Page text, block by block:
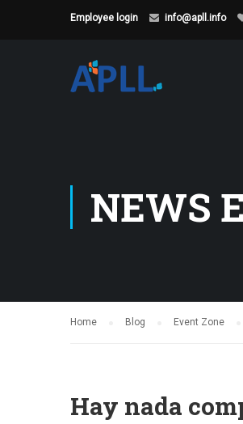
Employee login info@apll.info
NEWS
Home Blog Event Zone
Hay nada